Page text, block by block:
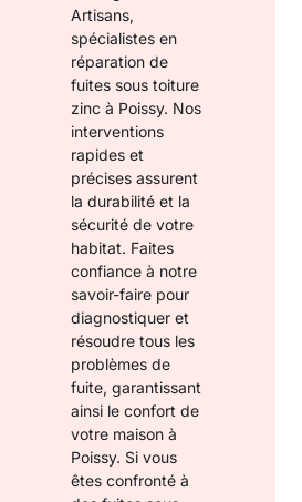
Artisans,
spécialistes en
réparation de
fuites sous toiture
zinc à Poissy. Nos
interventions
rapides et
précises assurent
la durabilité et la
sécurité de votre
habitat. Faites
confiance à notre
savoir-faire pour
diagnostiquer et
résoudre tous les
problèmes de
fuite, garantissant
ainsi le confort de
votre maison à
Poissy. Si vous
êtes confronté à